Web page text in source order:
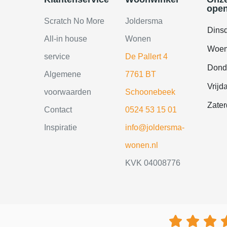
Scratch No More
All-in house
service
Algemene
voorwaarden
Contact
Inspiratie
Joldersma
Wonen
De Pallert 4
7761 BT
Schoonebeek
0524 53 15 01
info@joldersma-
wonen.nl
KVK 04008776